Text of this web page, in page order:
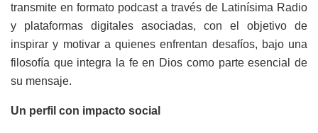
transmite en formato podcast a través de Latinísima Radio
y plataformas digitales asociadas, con el objetivo de
inspirar y motivar a quienes enfrentan desafíos, bajo una
filosofía que integra la fe en Dios como parte esencial de
su mensaje.
Un perfil con impacto social